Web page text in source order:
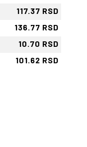
117.37 RSD
136.77 RSD
10.70 RSD
101.62 RSD